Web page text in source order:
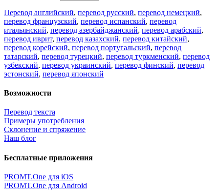
Перевод английский, перевод русский, перевод немецкий,
перевод французский, перевод испанский, перевод
итальянский, перевод азербайджанский, перевод арабский,
перевод иврит, перевод казахский, перевод китайский,
перевод корейский, перевод португальский, перевод
татарский, перевод турецкий, перевод туркменский, перевод
узбекский, перевод украинский, перевод финский, перевод
эстонский, перевод японский
Возможности
Перевод текста
Примеры употребления
Склонение и спряжение
Наш блог
Бесплатные приложения
PROMT.One для iOS
PROMT.One для Android